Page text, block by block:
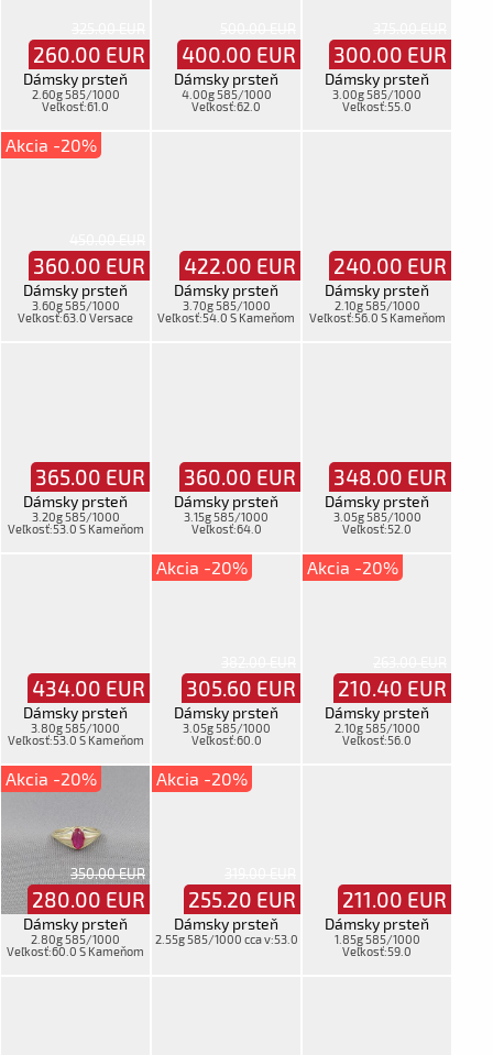
260.00 EUR
Dámsky prsteň
2.60g 585/1000
Veľkosť:61.0
400.00 EUR
Dámsky prsteň
4.00g 585/1000
Veľkosť:62.0
300.00 EUR
Dámsky prsteň
3.00g 585/1000
Veľkosť:55.0
Akcia -20%
360.00 EUR
Dámsky prsteň
3.60g 585/1000
Veľkosť:63.0 Versace
422.00 EUR
Dámsky prsteň
3.70g 585/1000
Veľkosť:54.0 S Kameňom
240.00 EUR
Dámsky prsteň
2.10g 585/1000
Veľkosť:56.0 S Kameňom
365.00 EUR
Dámsky prsteň
3.20g 585/1000
Veľkosť:53.0 S Kameňom
360.00 EUR
Dámsky prsteň
3.15g 585/1000
Veľkosť:64.0
348.00 EUR
Dámsky prsteň
3.05g 585/1000
Veľkosť:52.0
434.00 EUR
Dámsky prsteň
3.80g 585/1000
Veľkosť:53.0 S Kameňom
Akcia -20%
305.60 EUR
Dámsky prsteň
3.05g 585/1000
Veľkosť:60.0
Akcia -20%
210.40 EUR
Dámsky prsteň
2.10g 585/1000
Veľkosť:56.0
Akcia -20%
350.00 EUR
280.00 EUR
Dámsky prsteň
2.80g 585/1000
Veľkosť:60.0 S Kameňom
Akcia -20%
255.20 EUR
Dámsky prsteň
2.55g 585/1000 cca v:53.0
211.00 EUR
Dámsky prsteň
1.85g 585/1000
Veľkosť:59.0